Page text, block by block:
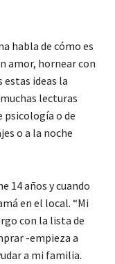
habla de cómo es
amor, hornear con
estas ideas la
lecturas
psicología o de
o a la noche
14 años y cuando
en el local. “Mi
con la lista de
-empieza a
a mi familia.